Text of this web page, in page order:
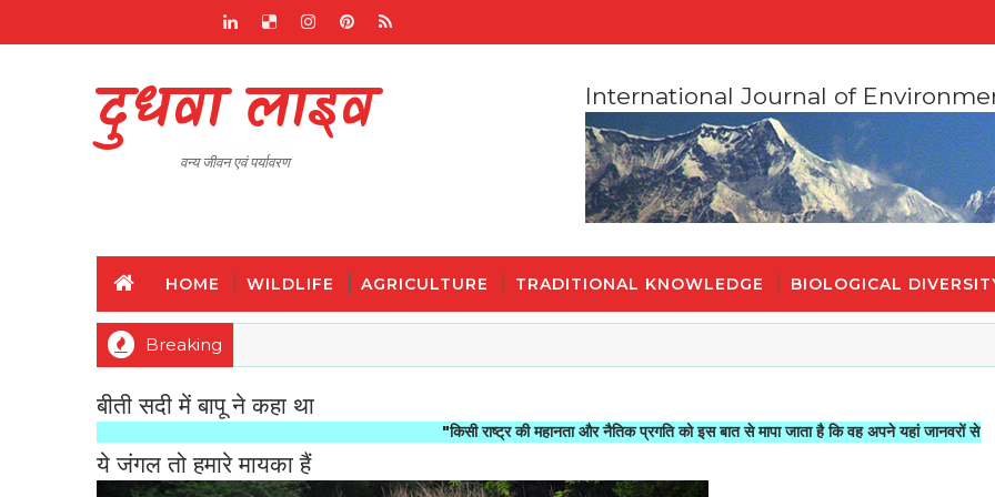
दुधवा लाइव
वन्य जीवन एवं पर्यावरण
International Journal of
HOME WILDLIFE AGRICULTURE TRADITIONAL KNOWLEDGE BIOLOGICAL
Breaking
बीती सदी में बापू ने कहा था
"किसी राष्ट्र की महानता और नैतिक प्रगति को इस बात से मापा जाता है कि वह अपने यहां जानवरों से किस तरह का
ये जंगल तो हमारे मायका हैं